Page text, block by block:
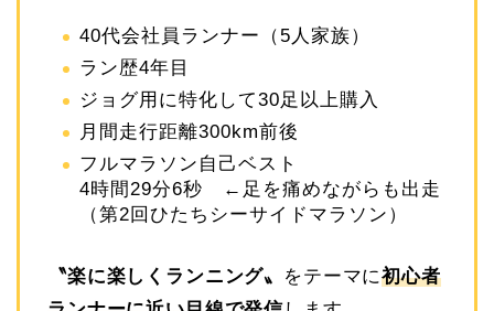
40代会社員ランナー（5人家族）
ラン歴4年目
ジョグ用に特化して30足以上購入
月間走行距離300km前後
フルマラソン自己ベスト
4時間29分6秒 ←足を痛めながらも出走
（第2回ひたちシーサイドマラソン）
〝楽に楽しくランニング〟 をテーマに初心者